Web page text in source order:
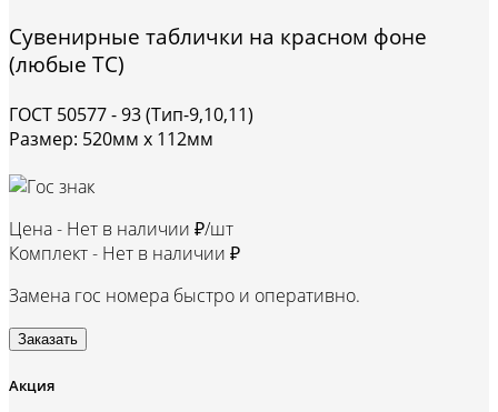
Сувенирные таблички на красном фоне
(любые ТС)
ГОСТ 50577 - 93 (Тип-9,10,11)
Размер: 520мм х 112мм
Цена - Нет в наличии ₽/шт
Комплект - Нет в наличии ₽
Замена гос номера быстро и оперативно.
Заказать
Акция